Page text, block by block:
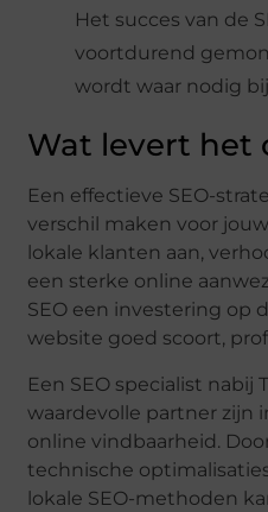
Het succes van de
voortdurend
wordt waar nodig
Wat levert het
Een effectieve SEO-
verschil maken voor
lokale klanten aan,
een sterke online
SEO een investering op
website goed scoort,
Een SEO specialist nabij
waardevolle partner zijn
online vindbaarheid.
technische
lokale SEO-methoden